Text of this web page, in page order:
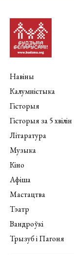
Навіны
Калумністыка
Гісторыя
Гісторыя за 5 хвілін
Літаратура
Музыка
Кіно
Афіша
Мастацтва
Тэатр
Вандроўкі
Трызуб і Пагоня